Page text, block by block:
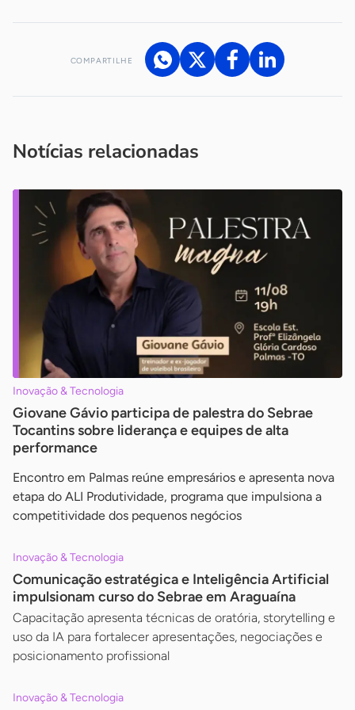
COMPARTILHE
Notícias relacionadas
Inovação & Tecnologia
Giovane Gávio participa de palestra do Sebrae
Tocantins sobre liderança e equipes de alta
performance
Encontro em Palmas reúne empresários e apresenta nova
etapa do ALI Produtividade, programa que impulsiona a
competitividade dos pequenos negócios
Inovação & Tecnologia
Comunicação estratégica e Inteligência Artificial
impulsionam curso do Sebrae em Araguaína
Capacitação apresenta técnicas de oratória, storytelling e
uso da IA para fortalecer apresentações, negociações e
posicionamento profissional
Inovação & Tecnologia